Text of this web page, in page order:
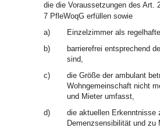
die die Voraussetzungen des Art.
7 PfleWoqG erfüllen sowie
a)
Einzelzimmer als
b)
barrierefrei entsprechend
sind,
c)
die Größe der ambulant
Wohngemeinschaft nicht
und Mieter umfasst,
d)
die aktuellen Erkenntnisse
Demenzsensibilität und zu